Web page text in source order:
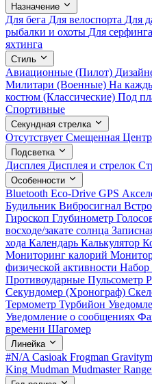
Назначение
Для бега Для велоспорта Для
рыбалки и охоты Для серфинга
яхтинга
Стиль
Авиационные (Пилот)
Милитари (Военные) На
костюм (Классические) Под
Спортивные
Секундная стрелка
Отсутствует Смещенная
Подсветка
Дисплея Дисплея и стрелок
Особенности
Bluetooth Eco-Drive GPS
Будильник Вибросигнал
Гироскоп Глубинометр
восходе/закате солнца
хода Календарь Калькулятор
Мониторинг калорий
физической активности Набор
Противоударные Пульсометр
Секундомер (Хронограф)
Термометр Турбийон
Уведомление о сообщениях
времени Шагомер
Линейка
#N/A Casioak Frogman
King Mudman Mudmaster